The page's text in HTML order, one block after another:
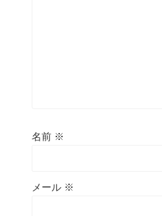
名前 ※
メール ※